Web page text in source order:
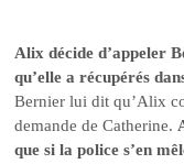
Alix décide d’appeler
qu’elle a récupérés
Bernier lui dit qu’Alix
demande de Catherine.
que si la police s’en